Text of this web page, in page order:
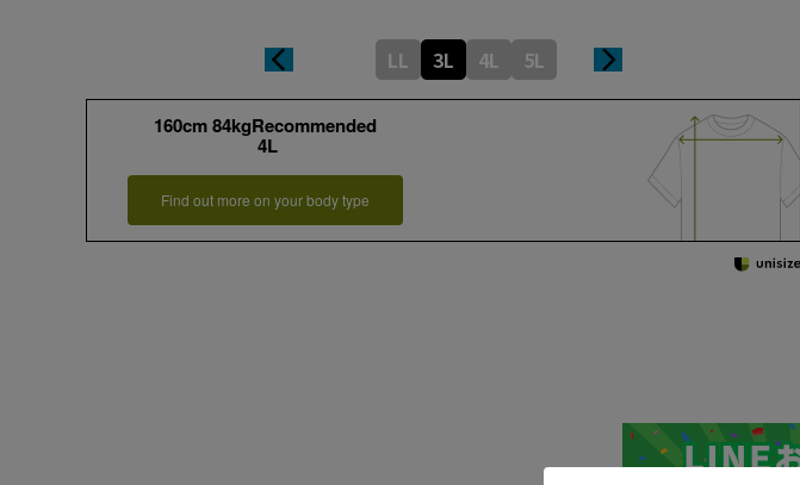
LL 3L 4L 5L
160cm 84kgRecommended
4L
Find out more on your body type